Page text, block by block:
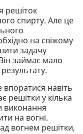
решіток
спирту. Але це
на свіжому
задачу
займає мало
навіть
решітки у кілька
виконання
на вогні.
вогнем решітки,